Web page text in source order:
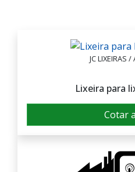
JC LIXEIRAS /
Lixeira para
Cotar